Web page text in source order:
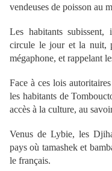
vendeuses de poisson au
Les habitants
circule le jour et la nuit,
mégaphone, et rappelant
Face à ces lois
les habitants de
accès à la culture, au
Venus de Lybie, les
pays où tamashek et
le français.